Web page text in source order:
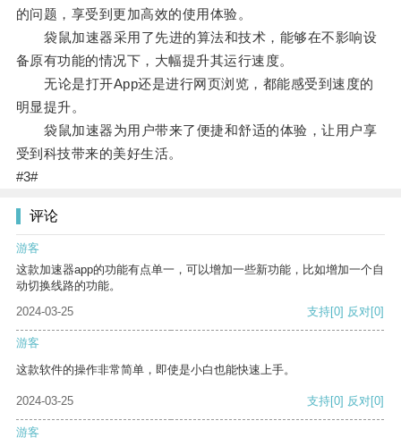
的问题，享受到更加高效的使用体验。
袋鼠加速器采用了先进的算法和技术，能够在不影响设
备原有功能的情况下，大幅提升其运行速度。
无论是打开App还是进行网页浏览，都能感受到速度的
明显提升。
袋鼠加速器为用户带来了便捷和舒适的体验，让用户享
受到科技带来的美好生活。
#3#
评论
游客
这款加速器app的功能有点单一，可以增加一些新功能，比如增加一个自
动切换线路的功能。
2024-03-25
支持[0] 反对[0]
游客
这款软件的操作非常简单，即使是小白也能快速上手。
2024-03-25 支持[0] 反对[0]
游客